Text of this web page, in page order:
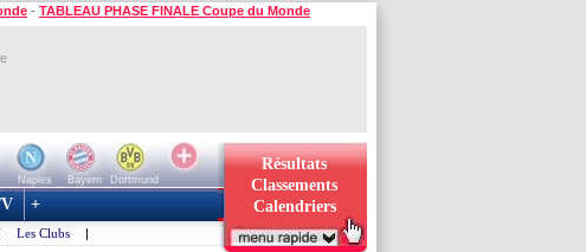
- TABLEAU PHASE FINALE Coupe du Monde
Naples Bayern
Dortmund
Résultats
Classements
Calendriers
+
Les Clubs |